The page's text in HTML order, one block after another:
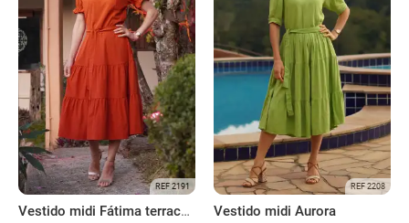
REF 2191
Vestido midi Fátima terracota
REF 2208
Vestido midi Aurora